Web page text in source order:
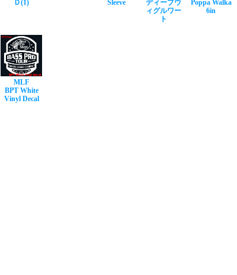
Ｄ(1)
Sleeve
ディープウ
ィグルワー
ト
Poppa Walka
6in
MLF
BPT White
Vinyl Decal